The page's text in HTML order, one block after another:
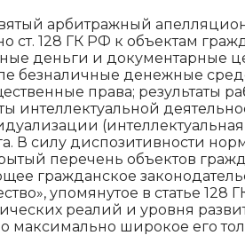
арбитражный
ст. 128 ГК РФ к объектам
деньги и документарные
безналичные денежные
права; результаты
интеллектуальной
(интеллектуальная
В силу диспозитивности
перечень объектов
гражданское
упомянутое в статье 128
реалий и уровня
максимально широкое его